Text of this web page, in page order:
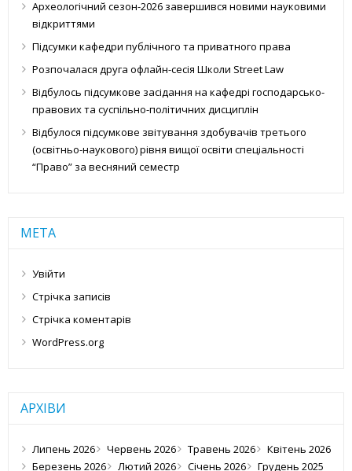
Археологічний сезон-2026 завершився новими науковими
відкриттями
Підсумки кафедри публічного та приватного права
Розпочалася друга офлайн-сесія Школи Street Law
Відбулось підсумкове засідання на кафедрі господарсько-
правових та суспільно-політичних дисциплін
Відбулося підсумкове звітування здобувачів третього
(освітньо-наукового) рівня вищої освіти спеціальності
“Право” за весняний семестр
МЕТА
Увійти
Стрічка записів
Стрічка коментарів
WordPress.org
АРХІВИ
Липень 2026 Червень 2026 Травень 2026
Квітень 2026
Березень 2026
Лютий 2026 Січень 2026 Грудень 2025